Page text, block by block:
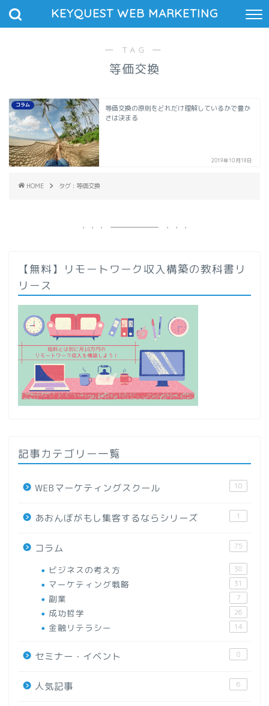
KEYQUEST WEB MARKETING
― TAG ―
等価交換
コラム
等価交換の原則をどれだけ理解しているかで豊か
さは決まる
2019年10月18日
HOME タグ : 等価交換
【無料】リモートワーク収入構築の教科書リ
リース
記事カテゴリー一覧
WEBマーケティングスクール 10
あおんぼがもし集客するならシリーズ 1
コラム 75
ビジネスの考え方 38
マーケティング戦略 31
副業 7
成功哲学 26
金融リテラシー 14
セミナー・イベント 8
人気記事 6